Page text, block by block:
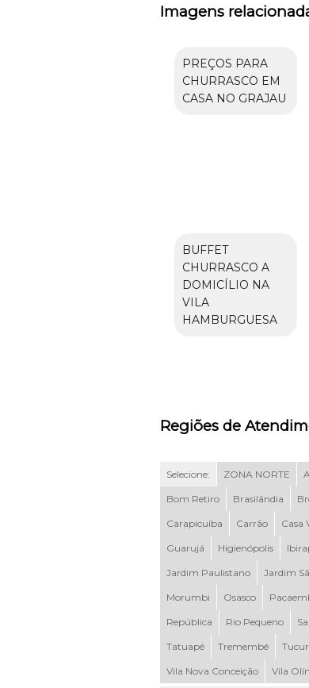
Imagens
PREÇOS PARA
CHURRASCO EM
CASA NO GRAJAU
BUFFET
CHURRASCO A
DOMICÍLIO NA
VILA
HAMBURGUESA
Regiões de
Selecione: ZONA NORTE
Bom Retiro Brasilândia
Carapicuíba Carrão Casa
Guarujá Higienópolis
Jardim Paulistano Jardim
Morumbi Osasco
República Rio Pequeno
Tatuapé Tremembé
Vila Nova Conceição Vila